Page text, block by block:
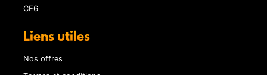
CE6
Liens utiles
Nos offres